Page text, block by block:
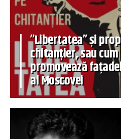
”Libertatea” și
chitanțier, sau
promovează
al Moscovei